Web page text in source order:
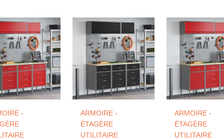
-
ARMOIRE -
ÉTAGÈRE
UTILITAIRE
ARMOIRE -
ÉTAGÈRE
UTILITAIRE